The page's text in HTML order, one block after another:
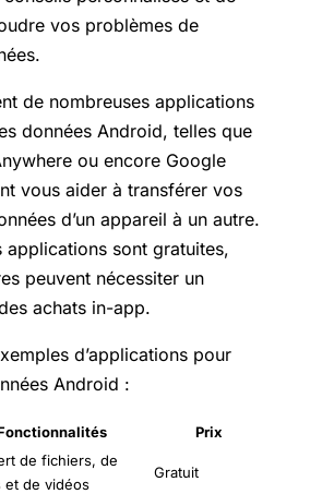
vos problèmes de
de nombreuses applications
données Android, telles que
ou encore Google
vous aider à transférer vos
d’un appareil à un autre.
applications sont gratuites,
peuvent nécessiter un
achats in-app.
d’applications pour
Android :
Prix
de fichiers, de
et de vidéos
Gratuit